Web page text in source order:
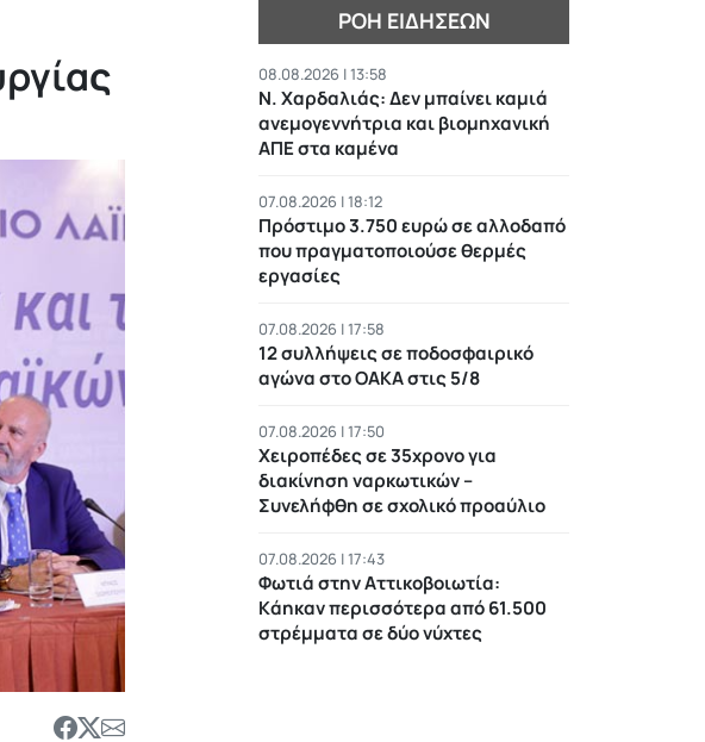
ΡΟΉ ΕΙΔΉΣΕΩΝ
08.08.2026 | 13:58
Ν. Χαρδαλιάς: Δεν μπαίνει καμιά
ανεμογεννήτρια και βιομηχανική
ΑΠΕ στα καμένα
07.08.2026 | 18:12
Πρόστιμο 3.750 ευρώ σε αλλοδαπό
που πραγματοποιούσε θερμές
εργασίες
07.08.2026 | 17:58
12 συλλήψεις σε ποδοσφαιρικό
αγώνα στο ΟΑΚΑ στις 5/8
07.08.2026 | 17:50
Χειροπέδες σε 35χρονο για
διακίνηση ναρκωτικών –
Συνελήφθη σε σχολικό προαύλιο
07.08.2026 | 17:43
Φωτιά στην Αττικοβοιωτία:
Kάηκαν περισσότερα από 61.500
στρέμματα σε δύο νύχτες